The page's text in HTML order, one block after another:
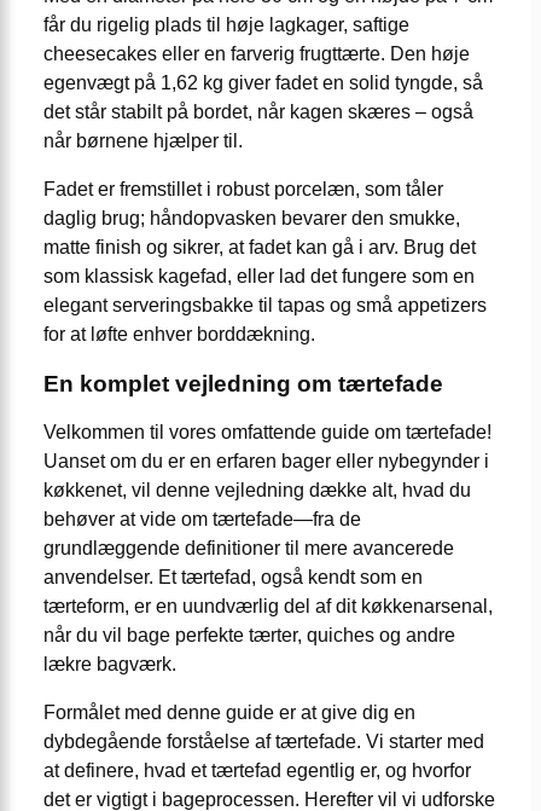
får du rigelig plads til høje lagkager, saftige
cheesecakes eller en farverig frugttærte. Den høje
egenvægt på 1,62 kg giver fadet en solid tyngde, så
det står stabilt på bordet, når kagen skæres – også
når børnene hjælper til.
Fadet er fremstillet i robust porcelæn, som tåler
daglig brug; håndopvasken bevarer den smukke,
matte finish og sikrer, at fadet kan gå i arv. Brug det
som klassisk kagefad, eller lad det fungere som en
elegant serveringsbakke til tapas og små appetizers
for at løfte enhver borddækning.
En komplet vejledning om tærtefade
Velkommen til vores omfattende guide om tærtefade!
Uanset om du er en erfaren bager eller nybegynder i
køkkenet, vil denne vejledning dække alt, hvad du
behøver at vide om tærtefade—fra de
grundlæggende definitioner til mere avancerede
anvendelser. Et tærtefad, også kendt som en
tærteform, er en uundværlig del af dit køkkenarsenal,
når du vil bage perfekte tærter, quiches og andre
lækre bagværk.
Formålet med denne guide er at give dig en
dybdegående forståelse af tærtefade. Vi starter med
at definere, hvad et tærtefad egentlig er, og hvorfor
det er vigtigt i bageprocessen. Herefter vil vi udforske